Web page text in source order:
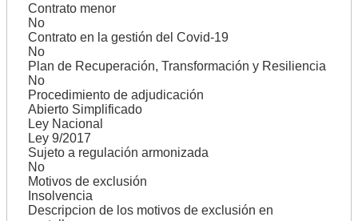
Contrato menor
No
Contrato en la gestión del Covid-19
No
Plan de Recuperación, Transformación y Resiliencia
No
Procedimiento de adjudicación
Abierto Simplificado
Ley Nacional
Ley 9/2017
Sujeto a regulación armonizada
No
Motivos de exclusión
Insolvencia
Descripcion de los motivos de exclusión en